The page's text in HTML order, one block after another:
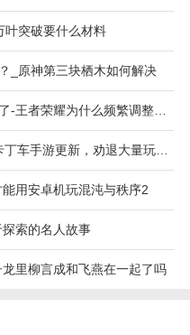
叶突破要什么材料
_原神第三块栖木如何解决
王者荣耀振兴之铠改成什么了-王者荣耀为什么频繁调整英雄和装备
跑跑卡丁车双11活动-跑跑卡丁车手游更新，劝退大量玩家！三个小
用安卓机玩混沌与秩序2
索的名人故事
里柳言成和飞燕在一起了吗